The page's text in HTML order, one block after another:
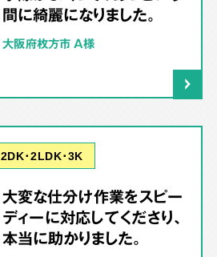
間に綺麗になりました。
大阪府枚方市 A様
2DK･2LDK･3K
大変な仕分け作業をスピー
ディーに対応してくださり、
本当に助かりました。